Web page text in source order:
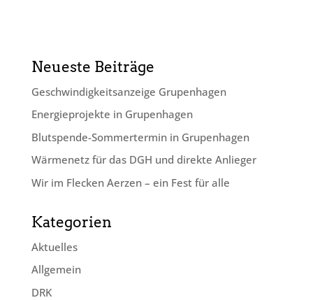
Neueste Beiträge
Geschwindig­keits­anzeige Grupenhagen
Energieprojekte in Grupenhagen
Blutspende-Sommertermin in Grupenhagen
Wärmenetz für das DGH und direkte Anlieger
Wir im Flecken Aerzen – ein Fest für alle
Kategorien
Aktuelles
Allgemein
DRK